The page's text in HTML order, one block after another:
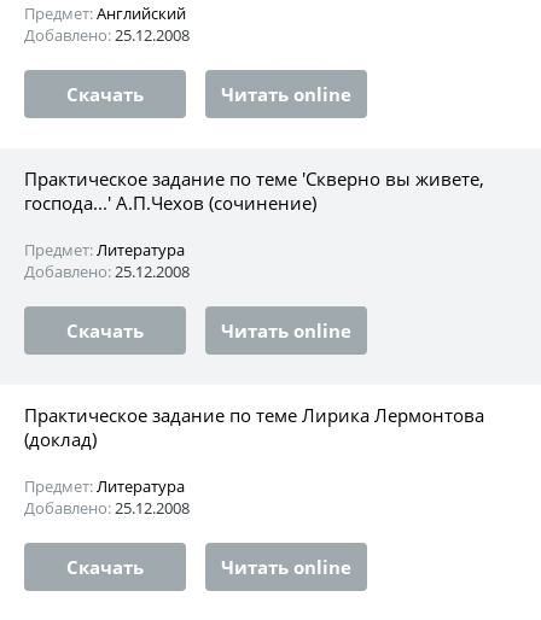
Предмет:Английский
Добавлено:25.12.2008
Скачать Читать online
Практическое задание по теме 'Скверно вы живете,
господа...' А.П.Чехов (сочинение)
Предмет:Литература
Добавлено:25.12.2008
Скачать Читать online
Практическое задание по теме Лирика Лермонтова
(доклад)
Предмет:Литература
Добавлено:25.12.2008
Скачать Читать online